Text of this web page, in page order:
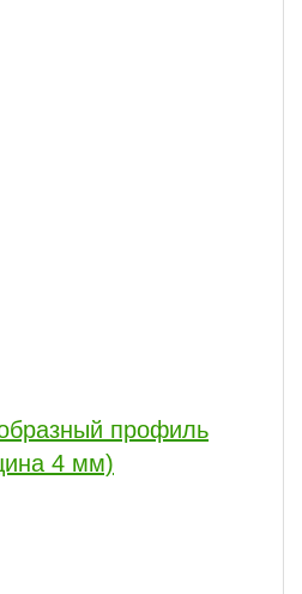
профиль
4 мм)